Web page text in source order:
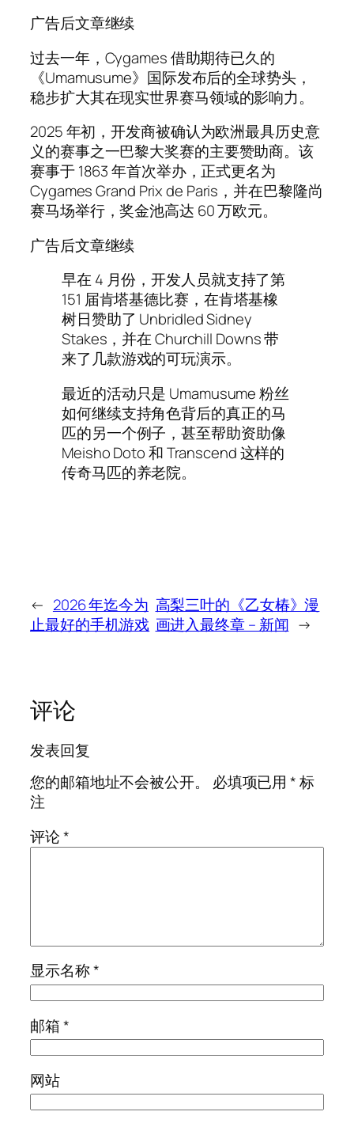
广告后文章继续
过去一年，Cygames 借助期待已久的
《Umamusume》国际发布后的全球势头，
稳步扩大其在现实世界赛马领域的影响力。
2025 年初，开发商被确认为欧洲最具历史意
义的赛事之一巴黎大奖赛的主要赞助商。该
赛事于 1863 年首次举办，正式更名为
Cygames Grand Prix de Paris，并在巴黎隆尚
赛马场举行，奖金池高达 60 万欧元。
广告后文章继续
早在 4 月份，开发人员就支持了第
151 届肯塔基德比赛，在肯塔基橡
树日赞助了 Unbridled Sidney
Stakes，并在 Churchill Downs 带
来了几款游戏的可玩演示。
最近的活动只是 Umamusume 粉丝
如何继续支持角色背后的真正的马
匹的另一个例子，甚至帮助资助像
Meisho Doto 和 Transcend 这样的
传奇马匹的养老院。
← 2026 年迄今为
止最好的手机游戏
高梨三叶的《乙女椿》漫
画进入最终章 – 新闻 →
评论
发表回复
您的邮箱地址不会被公开。
必填项已用*标
注
评论*
显示名称*
邮箱*
网站